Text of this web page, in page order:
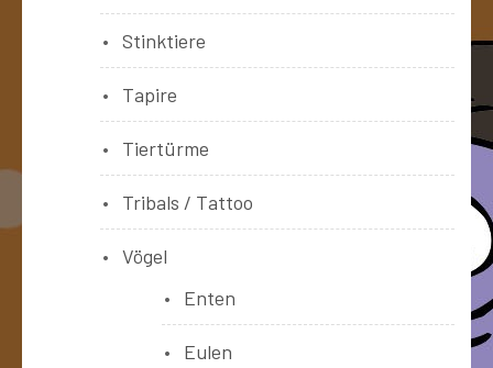
Stinktiere
Tapire
Tiertürme
Tribals / Tattoo
Vögel
Enten
Eulen